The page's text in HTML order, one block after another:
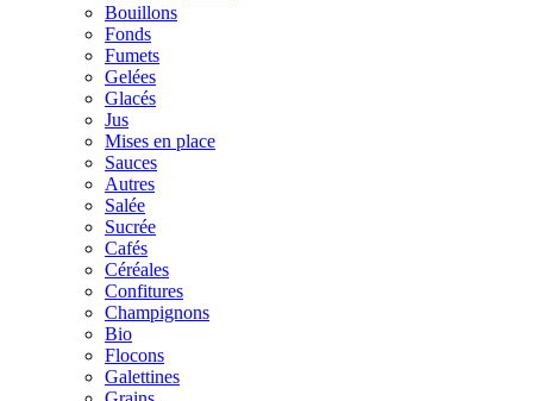
Bouillons
Fonds
Fumets
Gelées
Glacés
Jus
Mises en place
Sauces
Autres
Salée
Sucrée
Cafés
Céréales
Confitures
Champignons
Bio
Flocons
Galettines